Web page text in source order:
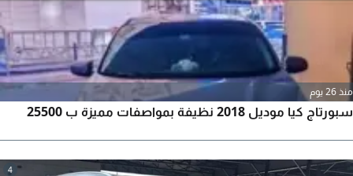
منذ 26 يوم
سبورتاج كيا موديل 2018 نظيفة بمواصفات مميزة ب 25500
4